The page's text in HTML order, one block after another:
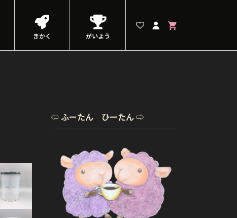
きかく がいよう
⇦ ふーたん ひーたん ⇨